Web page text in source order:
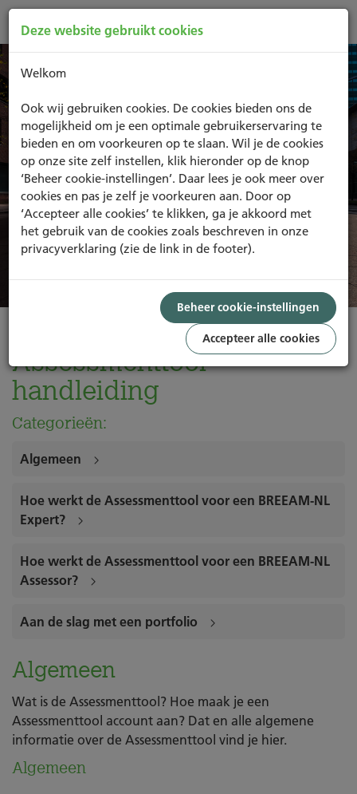
Support
Assessmenttool
handleiding
Categorieën:
Algemeen
Hoe werkt de Assessmenttool voor een BREEAM-NL
Expert?
Hoe werkt de Assessmenttool voor een BREEAM-NL
Assessor?
Aan de slag met een portfolio
Algemeen
Wat is de Assessmenttool? Hoe maak je een
Assessmenttool account aan? Dat en alle algemene
informatie over de Assessmenttool vind je hier.
Algemeen
Deze website gebruikt cookies
Welkom
Ook wij gebruiken cookies. De cookies bieden ons de
mogelijkheid om je een optimale gebruikerservaring te
bieden en om voorkeuren op te slaan. Wil je de cookies
op onze site zelf instellen, klik hieronder op de knop
‘Beheer cookie-instellingen’. Daar lees je ook meer over
cookies en pas je zelf je voorkeuren aan. Door op
‘Accepteer alle cookies’ te klikken, ga je akkoord met
het gebruik van de cookies zoals beschreven in onze
privacyverklaring (zie de link in de footer).
Beheer cookie-instellingen
Accepteer alle cookies